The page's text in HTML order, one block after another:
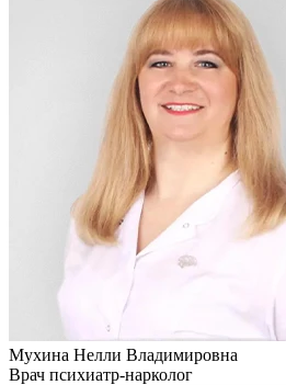
Мухина Нелли Владимировна
Врач психиатр-нарколог